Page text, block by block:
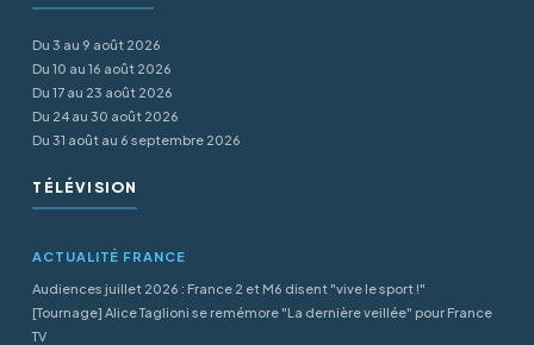
Du 3 au 9 août 2026
Du 10 au 16 août 2026
Du 17 au 23 août 2026
Du 24 au 30 août 2026
Du 31 août au 6 septembre 2026
TÉLÉVISION
ACTUALITÉ FRANCE
Audiences juillet 2026 : France 2 et M6 disent "vive le sport !"
[Tournage] Alice Taglioni se remémore "La dernière veillée" pour France
TV